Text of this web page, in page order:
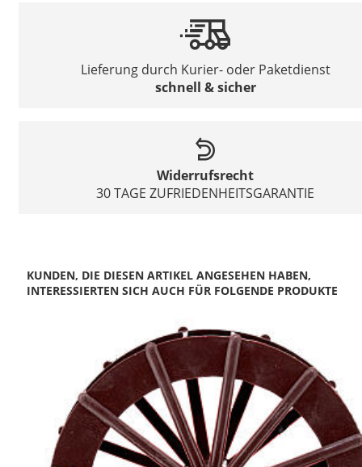
Lieferung durch Kurier- oder Paketdienst
schnell & sicher
Widerrufsrecht
30 TAGE ZUFRIEDENHEITSGARANTIE
KUNDEN, DIE DIESEN ARTIKEL ANGESEHEN HABEN,
INTERESSIERTEN SICH AUCH FÜR FOLGENDE PRODUKTE